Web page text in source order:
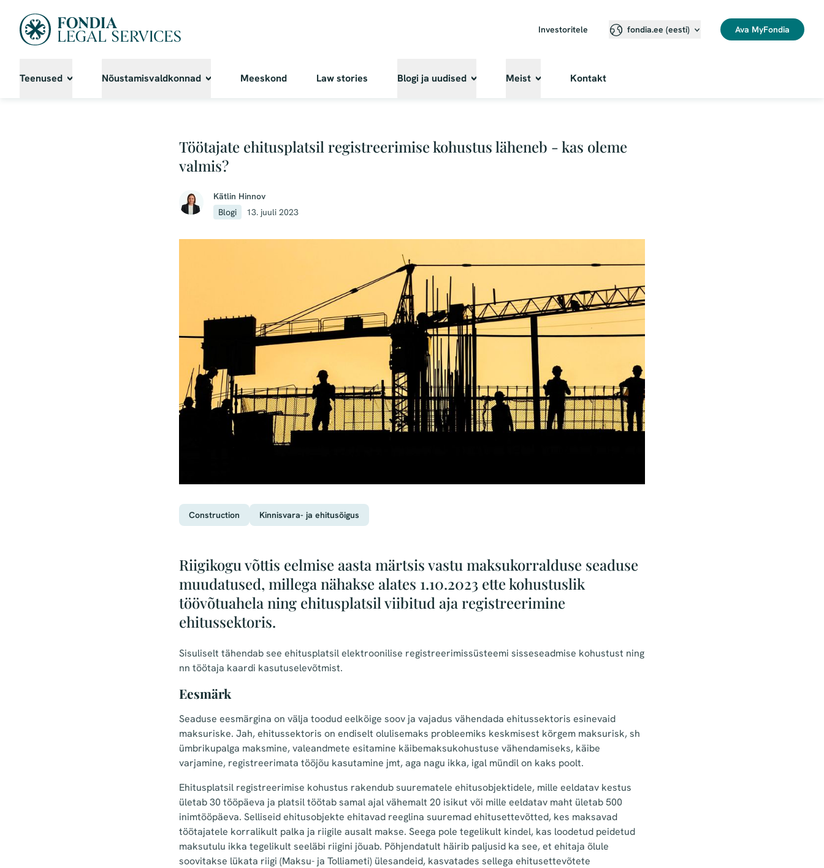
Investoritele fondia.ee (eesti) Ava MyFondia
Teenused Nõustamisvaldkonnad Meeskond Law stories Blogi ja uudised Meist Kontakt
Töötajate ehitusplatsil registreerimise kohustus läheneb - kas oleme
valmis?
Kätlin Hinnov
Blogi
13. juuli 2023
Construction Kinnisvara- ja ehitusõigus
Riigikogu võttis eelmise aasta märtsis vastu maksukorralduse seaduse
muudatused, millega nähakse alates 1.10.2023 ette kohustuslik
töövõtuahela ning ehitusplatsil viibitud aja registreerimine
ehitussektoris.
Sisuliselt tähendab see ehitusplatsil elektroonilise registreerimissüsteemi sisseseadmise kohustust ning
nn töötaja kaardi kasutuselevõtmist.
Eesmärk
Seaduse eesmärgina on välja toodud eelkõige soov ja vajadus vähendada ehitussektoris esinevaid
maksuriske. Jah, ehitussektoris on endiselt olulisemaks probleemiks keskmisest kõrgem maksurisk, sh
ümbrikupalga maksmine, valeandmete esitamine käibemaksukohustuse vähendamiseks, käibe
varjamine, registreerimata tööjõu kasutamine jmt, aga nagu ikka, igal mündil on kaks poolt.
Ehitusplatsil registreerimise kohustus rakendub suurematele ehitusobjektidele, mille eeldatav kestus
ületab 30 tööpäeva ja platsil töötab samal ajal vähemalt 20 isikut või mille eeldatav maht ületab 500
inimtööpäeva. Selliseid ehitusobjekte ehitavad reeglina suuremad ehitusettevõtted, kes maksavad
töötajatele korralikult palka ja riigile ausalt makse. Seega pole tegelikult kindel, kas loodetud peidetud
maksutulu ikka tegelikult seeläbi riigini jõuab. Põhjendatult häirib paljusid ka see, et ehitaja õlule
soovitakse lükata riigi (Maksu- ja Tolliameti) ülesandeid, kasvatades sellega ehitusettevõtete